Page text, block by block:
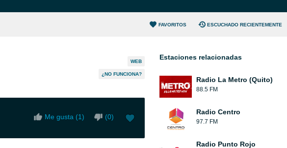
FAVORITOS ESCUCHADO RECIENTEMENTE
WEB
¿NO FUNCIONA?
Me gusta (1) (0)
Estaciones relacionadas
Radio La Metro (Quito)
88.5 FM
Radio Centro
97.7 FM
Radio Punto Rojo